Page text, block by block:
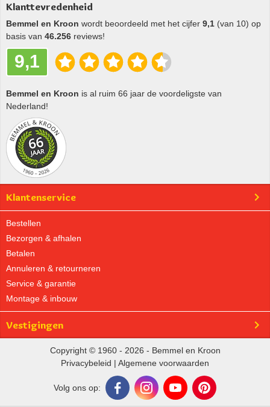
Klanttevredenheid
Bemmel en Kroon wordt beoordeeld met het cijfer 9,1 (van 10) op
basis van 46.256 reviews!
9,1
Bemmel en Kroon is al ruim 66 jaar de voordeligste van
Nederland!
Klantenservice
Bestellen
Bezorgen & afhalen
Betalen
Annuleren & retourneren
Service & garantie
Montage & inbouw
Vestigingen
Copyright © 1960 - 2026 - Bemmel en Kroon
Privacybeleid | Algemene voorwaarden
Volg ons op: